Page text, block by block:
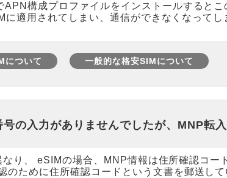
構成プロファイルをインストールすると
適用されてしまい、通信ができなくなって
について 一般的な格安SIMについて
の入力がありませんでしたが、MNP転
り、 eSIMの場合、MNP情報は住所確認コー
のために住所確認コードという文書を郵送し